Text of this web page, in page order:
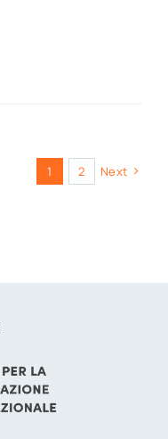
1 2 Next